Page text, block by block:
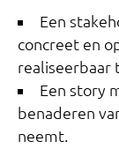
Een
concreet en
realiseerbaar
Een story
benaderen
neemt.